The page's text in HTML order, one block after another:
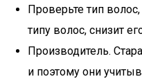
Проверьте тип
типу волос, снизит
Производитель.
и поэтому они